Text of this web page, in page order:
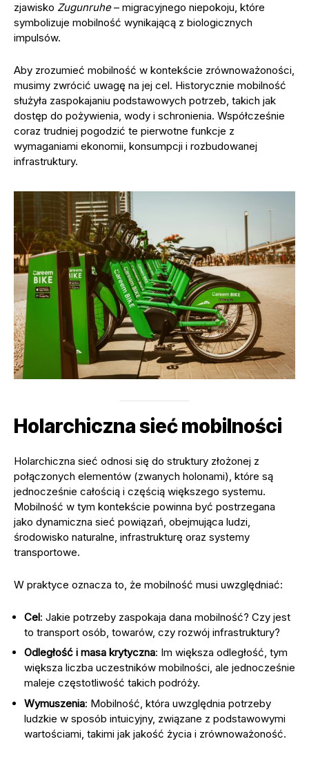
zjawisko Zugunruhe– migracyjnego niepokoju, które
symbolizuje mobilność wynikającą z biologicznych
impulsów.
Aby zrozumieć mobilność w kontekście zrównoważoności,
musimy zwrócić uwagę na jej cel. Historycznie mobilność
służyła zaspokajaniu podstawowych potrzeb, takich jak
dostęp do pożywienia, wody i schronienia. Współcześnie
coraz trudniej pogodzić te pierwotne funkcje z
wymaganiami ekonomii, konsumpcji i rozbudowanej
infrastruktury.
Holarchiczna sieć mobilności
Holarchiczna sieć odnosi się do struktury złożonej z
połączonych elementów (zwanych holonami), które są
jednocześnie całością i częścią większego systemu.
Mobilność w tym kontekście powinna być postrzegana
jako dynamiczna sieć powiązań, obejmująca ludzi,
środowisko naturalne, infrastrukturę oraz systemy
transportowe.
W praktyce oznacza to, że mobilność musi uwzględniać:
Cel: Jakie potrzeby zaspokaja dana mobilność? Czy jest
to transport osób, towarów, czy rozwój infrastruktury?
Odległość i masa krytyczna: Im większa odległość, tym
większa liczba uczestników mobilności, ale jednocześnie
maleje częstotliwość takich podróży.
Wymuszenia: Mobilność, która uwzględnia potrzeby
ludzkie w sposób intuicyjny, związane z podstawowymi
wartościami, takimi jak jakość życia i zrównoważoność.